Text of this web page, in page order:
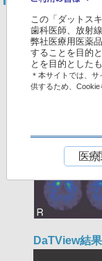
Original画像
DaTView結
この「ダットス
歯科医師、放射
弊社医療用医薬
することを目的
とを目的とした
＊本サイトでは、
供するため、Cookie
医療